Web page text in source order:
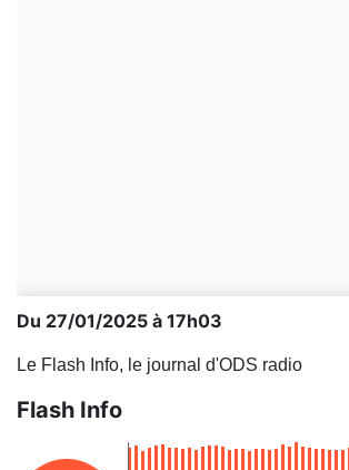
Du 27/01/2025 à 17h03
Le Flash Info, le journal d'ODS radio
Flash Info